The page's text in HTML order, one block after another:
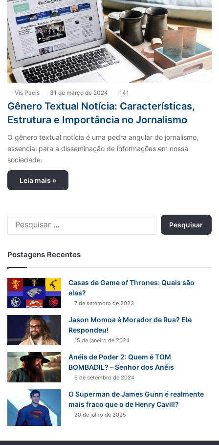
Vis Pacis 31 de março de 2024 141
Gênero Textual Notícia: Características,
Estrutura e Importância no Jornalismo
O gênero textual notícia é uma pedra angular do jornalismo,
essencial para a disseminação de informações em nossa
sociedade.
Leia mais »
s
o
Postagens Recentes
Casas de Game of Thrones: Quais são
elas?
7 de setembro de 2023
Jason Momoa é Morador de Rua? Ele
Respondeu!
15 de janeiro de 2024
Anéis de Poder 2: Quem é TOM
BOMBADIL? – Senhor dos Anéis
6 de setembro de 2024
O Superman de James Gunn é realmente
mais fraco que o de Henry Cavill?
20 de julho de 2025